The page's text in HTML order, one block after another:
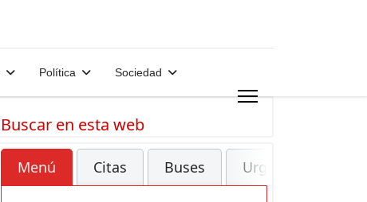
Política Sociedad
Buscar en esta web
Menú Citas Buses Urgencias